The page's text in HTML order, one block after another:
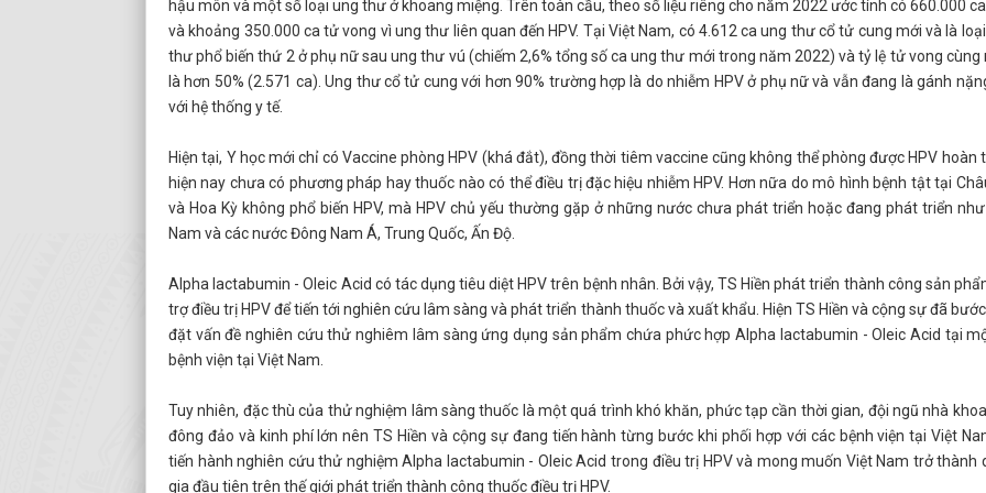
hậu môn và một số loại ung thư ở khoang miệng. Trên toàn cầu, theo số liệu riêng cho năm 2022 ước tính có 660.000
và khoảng 350.000 ca tử vong vì ung thư liên quan đến HPV. Tại Việt Nam, có 4.612 ca ung thư cổ tử cung mới và là
thư phổ biến thứ 2 ở phụ nữ sau ung thư vú (chiếm 2,6% tổng số ca ung thư mới trong năm 2022) và tỷ lệ tử vong cùng
là hơn 50% (2.571 ca). Ung thư cổ tử cung với hơn 90% trường hợp là do nhiễm HPV ở phụ nữ và vẫn đang là gánh
với hệ thống y tế.
Hiện tại, Y học mới chỉ có Vaccine phòng HPV (khá đắt), đồng thời tiêm vaccine cũng không thể phòng được HPV hoàn
hiện nay chưa có phương pháp hay thuốc nào có thể điều trị đặc hiệu nhiễm HPV. Hơn nữa do mô hình bệnh tật tại
và Hoa Kỳ không phổ biến HPV, mà HPV chủ yếu thường gặp ở những nước chưa phát triển hoặc đang phát triển
Nam và các nước Đông Nam Á, Trung Quốc, Ấn Độ.
Alpha lactabumin - Oleic Acid có tác dụng tiêu diệt HPV trên bệnh nhân. Bởi vậy, TS Hiền phát triển thành công sản
trợ điều trị HPV để tiến tới nghiên cứu lâm sàng và phát triển thành thuốc và xuất khẩu. Hiện TS Hiền và cộng sự đã
đặt vấn đề nghiên cứu thử nghiêm lâm sàng ứng dụng sản phẩm chứa phức hợp Alpha lactabumin - Oleic Acid tại
bệnh viện tại Việt Nam.
Tuy nhiên, đặc thù của thử nghiệm lâm sàng thuốc là một quá trình khó khăn, phức tạp cần thời gian, đội ngũ nhà
đông đảo và kinh phí lớn nên TS Hiền và cộng sự đang tiến hành từng bước khi phối hợp với các bệnh viện tại Việt
tiến hành nghiên cứu thử nghiệm Alpha lactabumin - Oleic Acid trong điều trị HPV và mong muốn Việt Nam trở thành
gia đầu tiên trên thế giới phát triển thành công thuốc điều trị HPV.